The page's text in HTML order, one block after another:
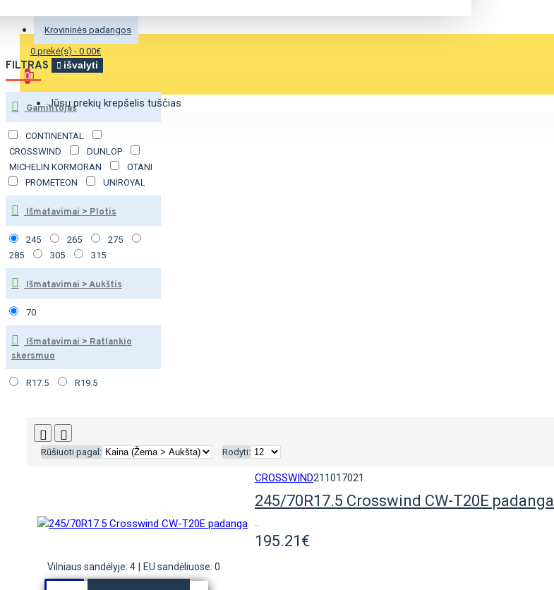
0 prekė(s) - 0.00€
0
Jūsų prekių krepšelis tuščias
Krovininės padangos
FILTRAS išvalyti
Gamintojas
CONTINENTAL
CROSSWIND
DUNLOP
MICHELIN KORMORAN
OTANI
PROMETEON
UNIROYAL
Išmatavimai > Plotis
245 265
275
285
305 315
Išmatavimai > Aukštis
70
Išmatavimai > Ratlankio
skersmuo
R17.5 R19.5
Rūšiuoti pagal: Rodyti:
CROSSWIND211017021
245/70R17.5 Crosswind CW-T20E padanga
..
195.21€
Vilniaus sandėlyje: 4 EU sandėliuose: 0